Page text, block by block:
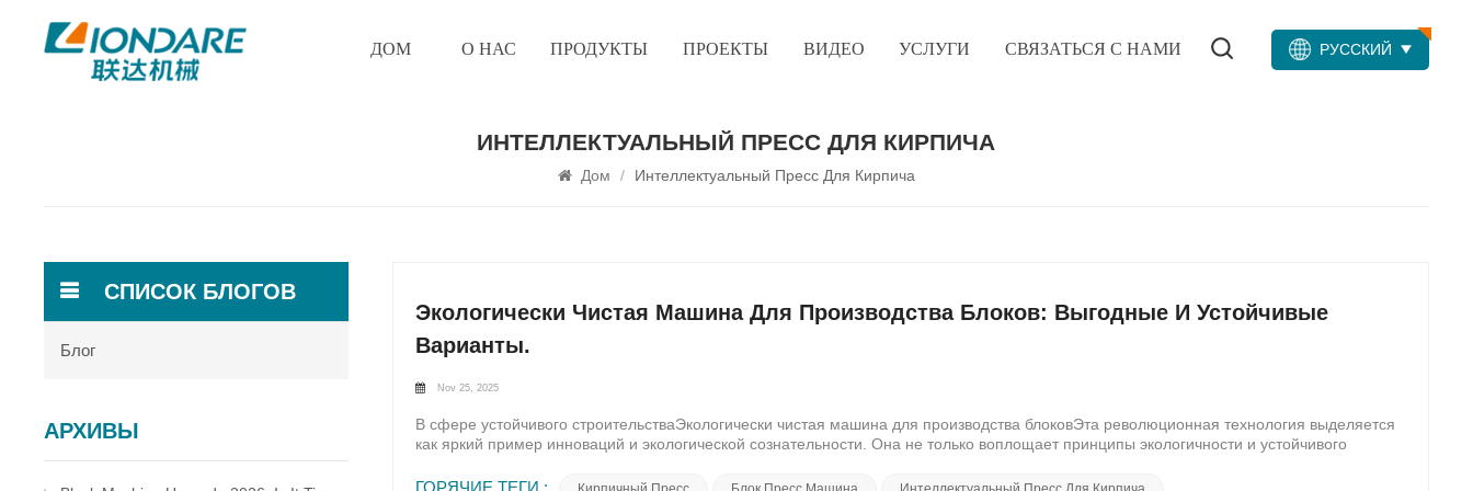
РУССКИЙ
ДОМ О НАС ПРОДУКТЫ ПРОЕКТЫ ВИДЕО УСЛУГИ СВЯЗАТЬСЯ С НАМИ
ИНТЕЛЛЕКТУАЛЬНЫЙ ПРЕСС ДЛЯ КИРПИЧА
Дом / Интеллектуальный Пресс Для Кирпича
Экологически Чистая Машина Для Производства Блоков: Выгодные И Устойчивые
Варианты.
Nov 25, 2025
В сфере устойчивого строительстваЭкологически чистая машина для производства блоковЭта революционная технология выделяется
как яркий пример инноваций и экологической сознательности. Она не только воплощает принципы экологичности и устойчивого
машины для производства блоков заключается в ее способности производить кирпичи и блоки с минимальным воздействием на
ГОРЯЧИЕ ТЕГИ :
СПИСОК БЛОГОВ
Блог
АРХИВЫ